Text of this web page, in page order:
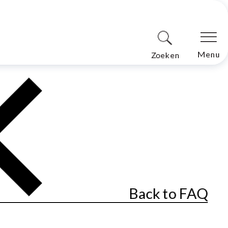
Zoeken Menu
Back to FAQ